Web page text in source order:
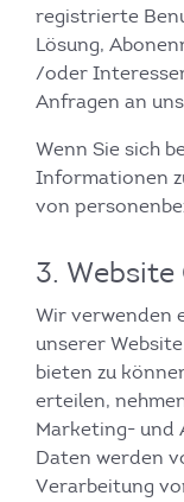
registrierte
Lösung,
/oder
Anfragen an
Wenn Sie sich
Informationen
von
3. Website
Wir verwenden
unserer
bieten zu
erteilen,
Marketing- und
Daten werden
Verarbeitung